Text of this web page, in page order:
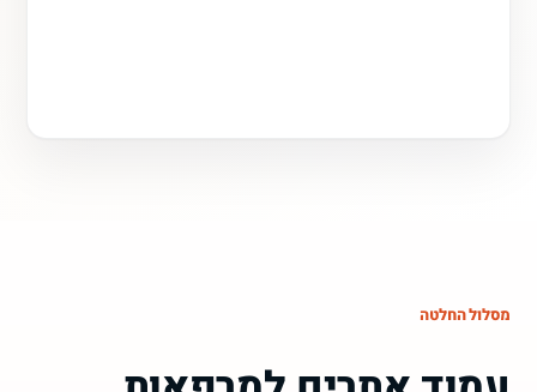
מסלול החלטה